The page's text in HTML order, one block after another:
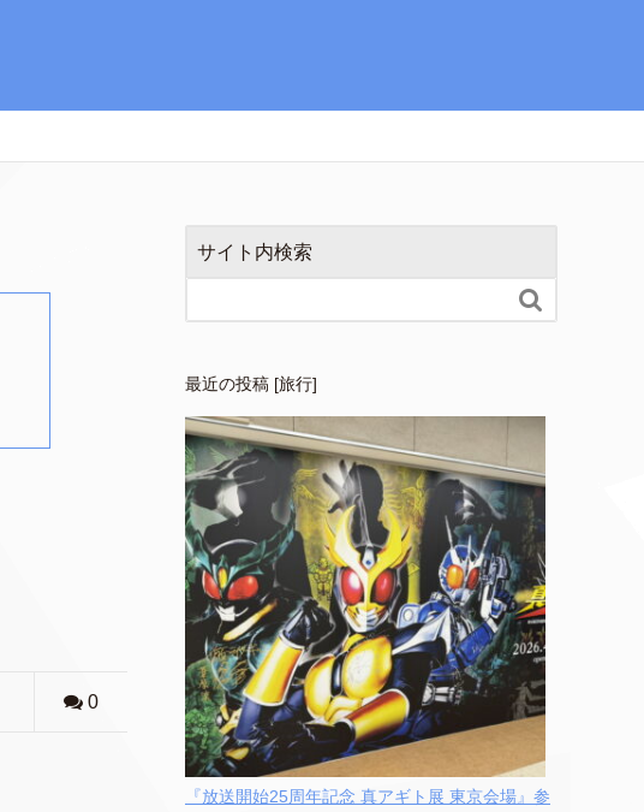
0
サイト内検索

最近の投稿 [旅行]
『放送開始25周年記念 真アギト展 東京会場』参